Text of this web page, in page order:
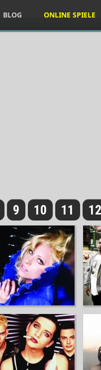
BLOG ONLINE SPIELE
9 10 11 12